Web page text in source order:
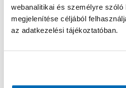
webanalitikai és személyre szóló
megjelenítése céljából
az adatkezelési tájékoztatóban.